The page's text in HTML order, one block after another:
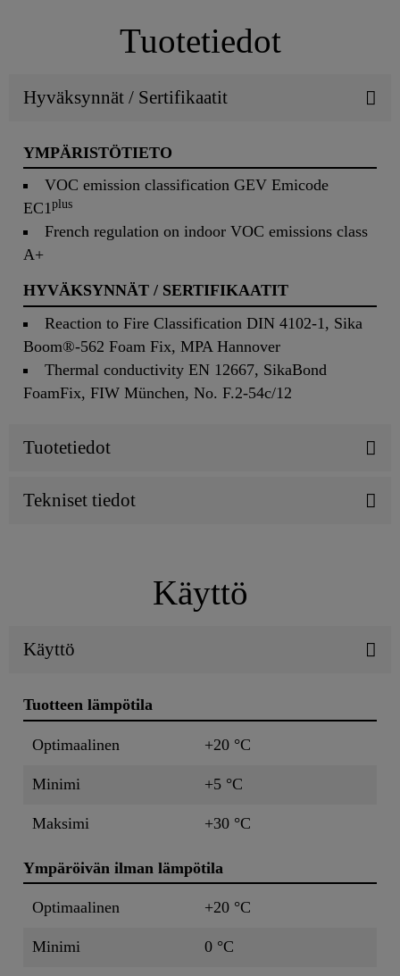
Tuotetiedot
Hyväksynnät / Sertifikaatit
YMPÄRISTÖTIETO
VOC emission classification GEV Emicode
EC1plus
French regulation on indoor VOC emissions class
A+
HYVÄKSYNNÄT / SERTIFIKAATIT
Reaction to Fire Classification DIN 4102-1, Sika
Boom®-562 Foam Fix, MPA Hannover
Thermal conductivity EN 12667, SikaBond
FoamFix, FIW München, No. F.2-54c/12
Tuotetiedot
Tekniset tiedot
Käyttö
Käyttö
Tuotteen lämpötila
Optimaalinen +20 °C
Minimi +5 °C
Maksimi +30 °C
Ympäröivän ilman lämpötila
Optimaalinen +20 °C
Minimi 0 °C